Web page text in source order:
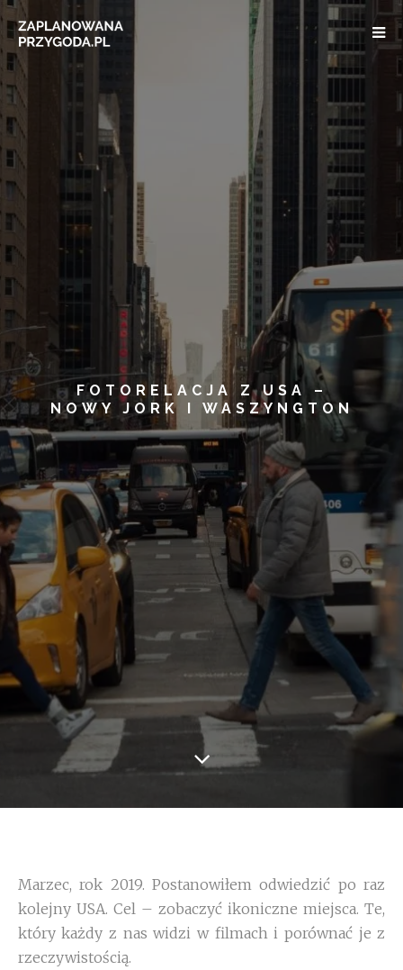
FOTORELACJA Z USA –
NOWY JORK I WASZYNGTON
Marzec, rok 2019. Postanowiłem odwiedzić po raz
kolejny USA. Cel – zobaczyć ikoniczne miejsca. Te,
który każdy z nas widzi w filmach i porównać je z
rzeczywistością.